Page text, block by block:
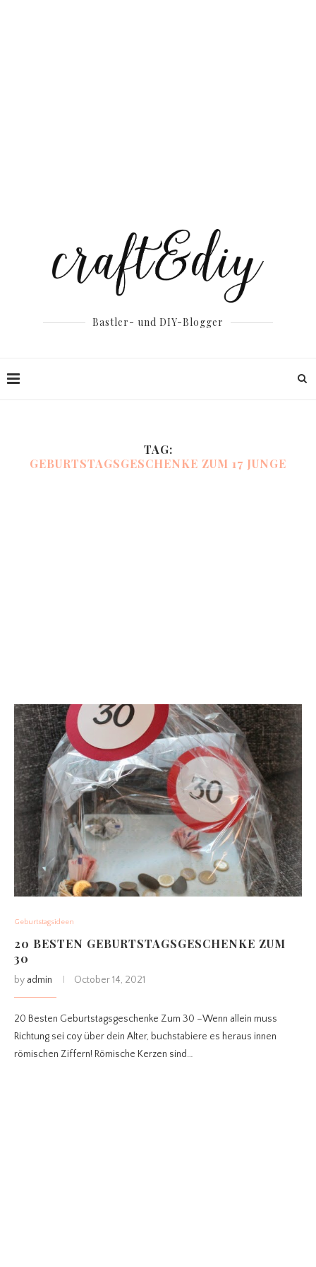
Bastler- und DIY-Blogger
TAG:
GEBURTSTAGSGESCHENKE ZUM 17 JUNGE
Geburtstagsideen
20 BESTEN GEBURTSTAGSGESCHENKE ZUM
30
by admin October 14, 2021
20 Besten Geburtstagsgeschenke Zum 30 –Wenn allein muss
Richtung sei coy über dein Alter, buchstabiere es heraus innen
römischen Ziffern! Römische Kerzen sind…